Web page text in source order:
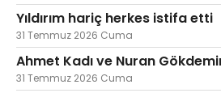
Yıldırım hariç herkes istifa etti
31 Temmuz 2026 Cuma
Ahmet Kadı ve Nuran
31 Temmuz 2026 Cuma